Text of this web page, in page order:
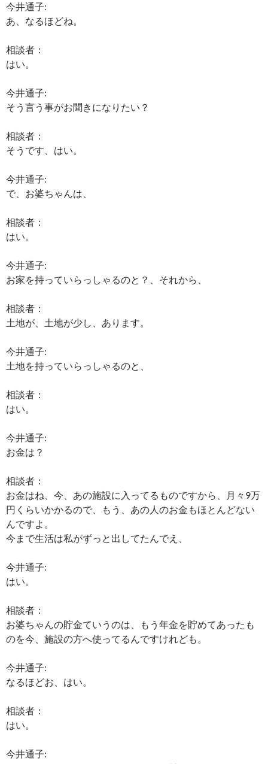
今井通子:
あ、なるほどね。
相談者：
はい。
今井通子:
そう言う事がお聞きになりたい？
相談者：
そうです、はい。
今井通子:
で、お婆ちゃんは、
相談者：
はい。
今井通子:
お家を持っていらっしゃるのと？、それから、
相談者：
土地が、土地が少し、あります。
今井通子:
土地を持っていらっしゃるのと、
相談者：
はい。
今井通子:
お金は？
相談者：
お金はね、今、あの施設に入ってるものですから、月々9万
円くらいかかるので、もう、あの人のお金もほとんどない
んですよ。
今まで生活は私がずっと出してたんでえ、
今井通子:
はい。
相談者：
お婆ちゃんの貯金ていうのは、もう年金を貯めてあったも
のを今、施設の方へ使ってるんですけれども。
今井通子:
なるほどお、はい。
相談者：
はい。
今井通子: